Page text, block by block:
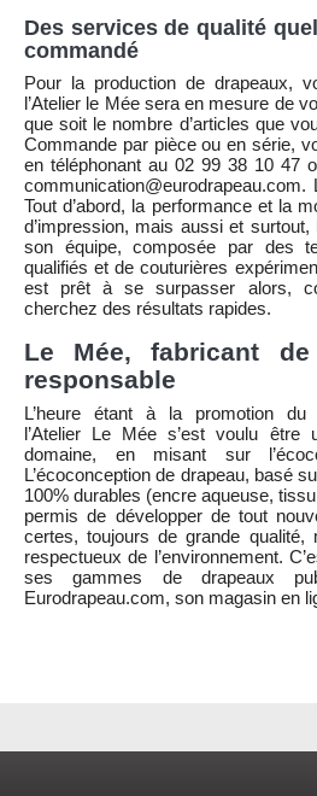
Des services de qualité
commandé
Pour la production de drapeaux,
l’Atelier le Mée sera en mesure de
que soit le nombre d’articles que
Commande par pièce ou en série,
en téléphonant au 02 99 38 10 47
communication@eurodrapeau.com.
Tout d’abord, la performance et la
d’impression, mais aussi et
son équipe, composée par des
qualifiés et de couturières
est prêt à se surpasser alors,
cherchez des résultats rapides.
Le Mée, fabricant
responsable
L’heure étant à la promotion du
l’Atelier Le Mée s’est voulu être
domaine, en misant sur
L’écoconception de drapeau, basé
100% durables (encre aqueuse,
permis de développer de tout
certes, toujours de grande qualité,
respectueux de l’environnement.
ses gammes de drapeaux
Eurodrapeau.com, son magasin en